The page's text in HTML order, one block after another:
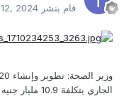
قام بنشر 2024
الجاري بتكلفة 10.9 مليار جنيه